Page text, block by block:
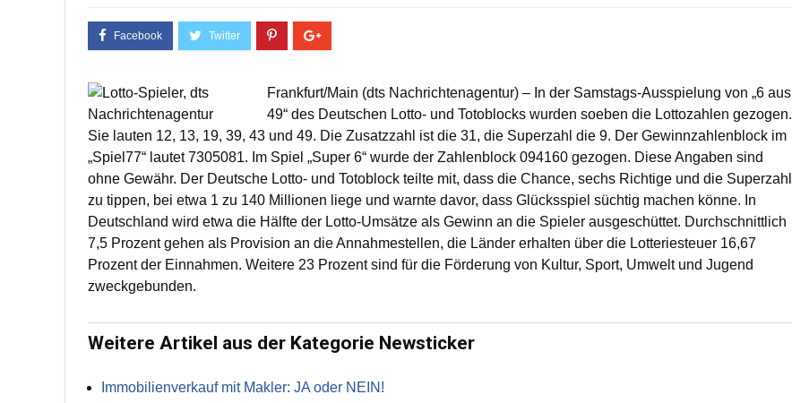
Frankfurt/Main (dts Nachrichtenagentur) – In der Samstags-Ausspielung von „6 aus
49“ des Deutschen Lotto- und Totoblocks wurden soeben die Lottozahlen gezogen.
Sie lauten 12, 13, 19, 39, 43 und 49. Die Zusatzzahl ist die 31, die Superzahl die 9. Der Gewinnzahlenblock im
„Spiel77“ lautet 7305081. Im Spiel „Super 6“ wurde der Zahlenblock 094160 gezogen. Diese Angaben sind
ohne Gewähr. Der Deutsche Lotto- und Totoblock teilte mit, dass die Chance, sechs Richtige und die Superzahl
zu tippen, bei etwa 1 zu 140 Millionen liege und warnte davor, dass Glücksspiel süchtig machen könne. In
Deutschland wird etwa die Hälfte der Lotto-Umsätze als Gewinn an die Spieler ausgeschüttet. Durchschnittlich
7,5 Prozent gehen als Provision an die Annahmestellen, die Länder erhalten über die Lotteriesteuer 16,67
Prozent der Einnahmen. Weitere 23 Prozent sind für die Förderung von Kultur, Sport, Umwelt und Jugend
zweckgebunden.
Weitere Artikel aus der Kategorie Newsticker
Immobilienverkauf mit Makler: JA oder NEIN!